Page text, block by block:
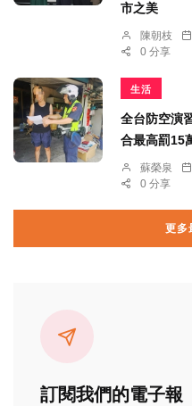
市之美
陳朝枝
0 分享
生活
全台防空演
合最高罰15
蘇榮泉
0 分享
更多
訂閱我們的電子報